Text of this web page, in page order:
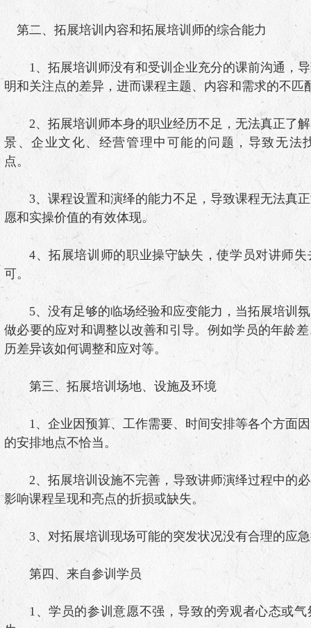
第二、拓展培训内容和拓展培训师的综合能力
1、拓展培训师没有和受训企业充分的课前沟通，导
明和关注点的差异，进而课程主题、内容和需求的不匹
2、拓展培训师本身的职业经历不足，无法真正了解
景、企业文化、经营管理中可能的问题，导致无法
点。
3、课程设置和演绎的能力不足，导致课程无法真正
愿和实操价值的有效体现。
4、拓展培训师的职业操守缺失，使学员对讲师失
可。
5、没有足够的临场经验和应变能力，当拓展培训氛
做必要的应对和调整以改善和引导。例如学员的年龄
历差异该如何调整和应对等。
第三、拓展培训场地、设施及环境
1、企业因预算、工作需要、时间安排等各个方面因
的安排地点不恰当。
2、拓展培训设施不完善，导致讲师演绎过程中的必
影响课程呈现和亮点的折损或缺失。
3、对拓展培训现场可能的突发状况没有合理的应
第四、来自参训学员
1、学员的参训意愿不强，导致的旁观者心态或气